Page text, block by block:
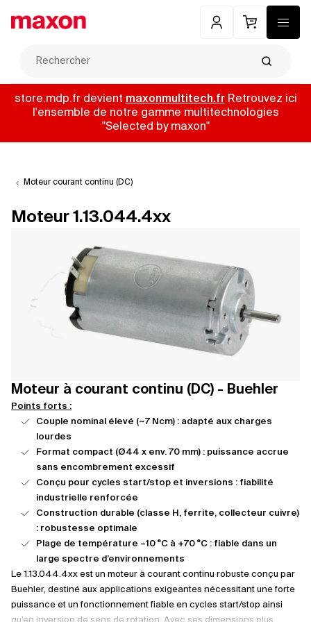
Mon compte
Panier
store.mdp.fr devient maxonmultitech.frRetrouvez ici
l'ensemble de notre gamme multitechnologies
"Selected by maxon"
Moteur courant continu (DC)
Moteur 1.13.044.4xx
Moteur à courant continu (DC) - Buehler
Points forts :
Couple nominal élevé (~7 Ncm) : adapté aux charges
lourdes
Format compact (Ø44 x env. 70 mm) : puissance accrue
sans encombrement excessif
Conçu pour cycles start/stop et inversions : fiabilité
industrielle renforcée
Construction durable (classe H, ferrite, collecteur cuivre)
: robustesse optimale
Plage de température –10 °C à +70 °C : fiable dans un
large spectre d’environnements
Le 1.13.044.4xx est un moteur à courant continu robuste conçu par
Buehler, destiné aux applications exigeantes nécessitant une forte
puissance et un fonctionnement fiable en cycles start/stop ainsi